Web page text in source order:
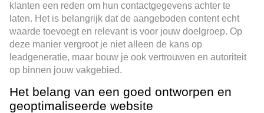
klanten een reden om hun contactgegevens achter te
laten. Het is belangrijk dat de aangeboden content echt
waarde toevoegt en relevant is voor jouw doelgroep. Op
deze manier vergroot je niet alleen de kans op
leadgeneratie, maar bouw je ook vertrouwen en autoriteit
op binnen jouw vakgebied.
Het belang van een goed ontworpen en
geoptimaliseerde website